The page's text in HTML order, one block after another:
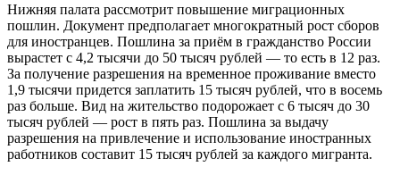
Нижняя палата рассмотрит повышение миграционных
пошлин. Документ предполагает многократный рост сборов
для иностранцев. Пошлина за приём в гражданство России
вырастет с 4,2 тысячи до 50 тысяч рублей — то есть в 12 раз.
За получение разрешения на временное проживание вместо
1,9 тысячи придется заплатить 15 тысяч рублей, что в восемь
раз больше. Вид на жительство подорожает с 6 тысяч до 30
тысяч рублей — рост в пять раз. Пошлина за выдачу
разрешения на привлечение и использование иностранных
работников составит 15 тысяч рублей за каждого мигранта.